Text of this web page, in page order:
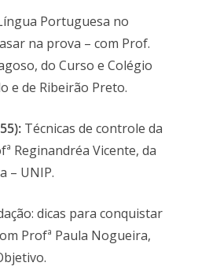
Portuguesa no
na prova – com Prof.
do Curso e Colégio
e de Ribeirão Preto.
Técnicas de controle da
Reginandréa Vicente, da
– UNIP.
dicas para conquistar
Profª Paula Nogueira,